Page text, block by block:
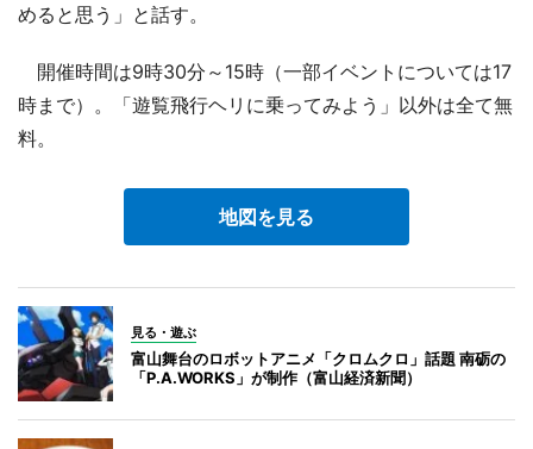
めると思う」と話す。
開催時間は9時30分～15時（一部イベントについては17
時まで）。「遊覧飛行ヘリに乗ってみよう」以外は全て無
料。
地図を見る
見る・遊ぶ
富山舞台のロボットアニメ「クロムクロ」話題 南砺の
「P.A.WORKS」が制作（富山経済新聞）